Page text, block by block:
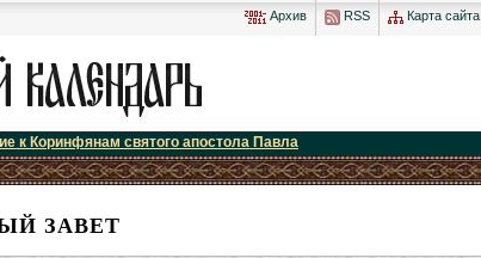
Архив RSS Карта сайта
к Коринфянам святого апостола Павла
ЗАВЕТ